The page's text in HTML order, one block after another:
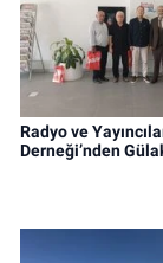
Radyo ve
Derneği’nden